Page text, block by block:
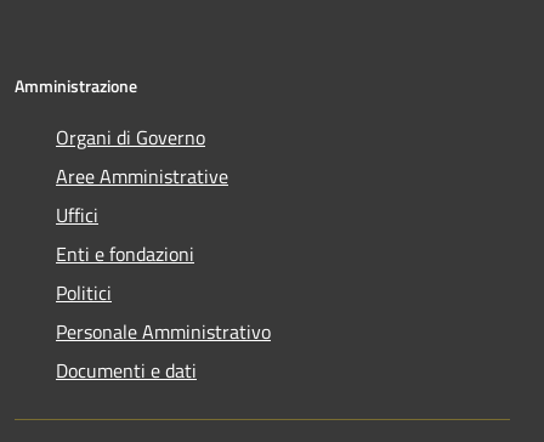
Amministrazione
Organi di Governo
Aree Amministrative
Uffici
Enti e fondazioni
Politici
Personale Amministrativo
Documenti e dati